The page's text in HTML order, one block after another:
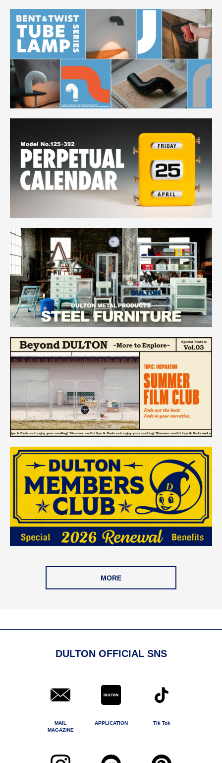
MORE
DULTON OFFICIAL SNS
MAIL
MAGAZINE
APPLICATION Tik Tok